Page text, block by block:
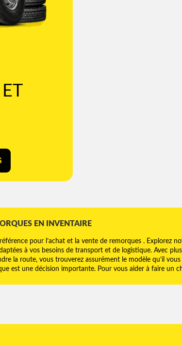
EN INVENTAIRE
pour l’achat et la vente de remorques . Explorez
à vos besoins de transport et de logistique. Avec
la route, vous trouverez assurément le modèle qu’il
est une décision importante. Pour vous aider à faire un